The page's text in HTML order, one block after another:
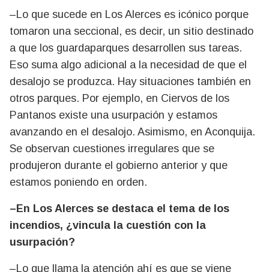
–Lo que sucede en Los Alerces es icónico porque
tomaron una seccional, es decir, un sitio destinado
a que los guardaparques desarrollen sus tareas.
Eso suma algo adicional a la necesidad de que el
desalojo se produzca. Hay situaciones también en
otros parques. Por ejemplo, en Ciervos de los
Pantanos existe una usurpación y estamos
avanzando en el desalojo. Asimismo, en Aconquija.
Se observan cuestiones irregulares que se
produjeron durante el gobierno anterior y que
estamos poniendo en orden.
–En Los Alerces se destaca el tema de los
incendios, ¿vincula la cuestión con la
usurpación?
–Lo que llama la atención ahí es que se viene